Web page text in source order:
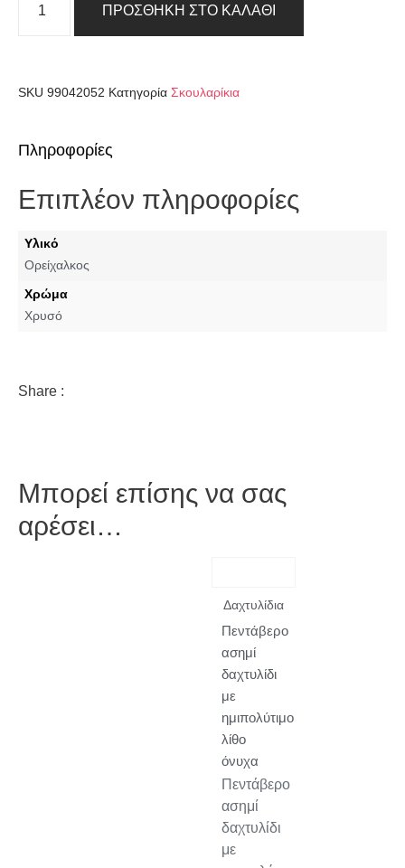
ΠΡΟΣΘΉΚΗ ΣΤΟ ΚΑΛΆΘΙ
SKU 99042052 Κατηγορία Σκουλαρίκια
Πληροφορίες
Επιπλέον πληροφορίες
Υλικό
Ορείχαλκος
Χρώμα
Χρυσό
Share :
Μπορεί επίσης να σας
αρέσει…
Δαχτυλίδια
Πεντάβερο
ασημί
δαχτυλίδι
με
ημιπολύτιμο
λίθο
όνυχα
Πεντάβερο
ασημί
δαχτυλίδι
με